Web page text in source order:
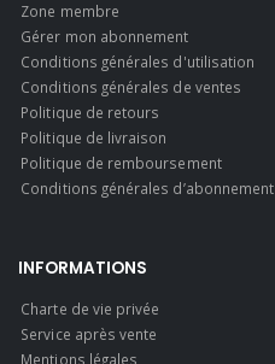
Zone membre
Gérer mon abonnement
Conditions générales d'utilisation
Conditions générales de ventes
Politique de retours
Politique de livraison
Politique de remboursement
Conditions générales d’abonnement
INFORMATIONS
Charte de vie privée
Service après vente
Mentions légales